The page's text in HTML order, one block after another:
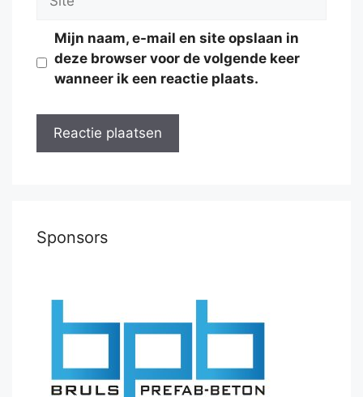
Mijn naam, e-mail en site opslaan in
deze browser voor de volgende keer
wanneer ik een reactie plaats.
Sponsors